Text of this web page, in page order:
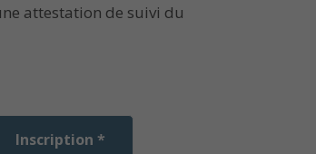
attestation de suivi du
Inscription *